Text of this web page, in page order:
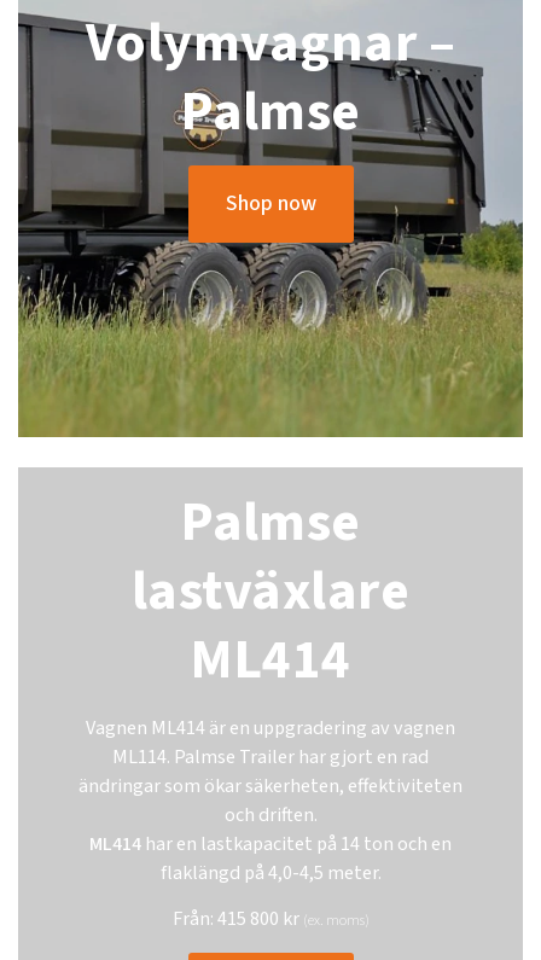
Volymvagnar –
Palmse
Shop now
Palmse
lastväxlare
ML414
Vagnen ML414 är en uppgradering av vagnen
ML114. Palmse Trailer har gjort en rad
ändringar som ökar säkerheten, effektiviteten
och driften.
ML414 har en lastkapacitet på 14 ton och en
flaklängd på 4,0-4,5 meter.
Från:415 800 kr (ex. moms)